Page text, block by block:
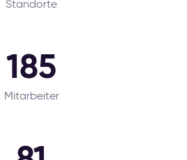
Standorte
185
Mitarbeiter